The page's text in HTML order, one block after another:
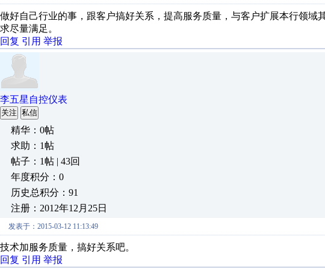
做好自己行业的事，跟客户搞好关系，提高服务质量，与客户扩展本行领域
求尽量满足。
回复 引用 举报
李五星自控仪表
关注 私信
精华：0帖
求助：1帖
帖子：1帖 | 43回
年度积分：0
历史总积分：91
注册：2012年12月25日
发表于：2015-03-12 11:13:49
技术加服务质量，搞好关系吧。
回复 引用 举报